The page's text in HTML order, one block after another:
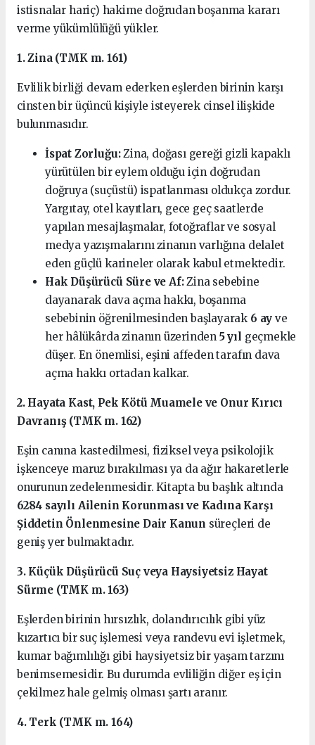
istisnalar hariç) hakime doğrudan boşanma kararı
verme yükümlülüğü yükler.
1. Zina (TMK m. 161)
Evlilik birliği devam ederken eşlerden birinin karşı
cinsten bir üçüncü kişiyle isteyerek cinsel ilişkide
bulunmasıdır.
İspat Zorluğu:Zina, doğası gereği gizli kapaklı
yürütülen bir eylem olduğu için doğrudan
doğruya (suçüstü) ispatlanması oldukça zordur.
Yargıtay, otel kayıtları, gece geç saatlerde
yapılan mesajlaşmalar, fotoğraflar ve sosyal
medya yazışmalarını zinanın varlığına delalet
eden güçlü karineler olarak kabul etmektedir.
Hak Düşürücü Süre ve Af:Zina sebebine
dayanarak dava açma hakkı, boşanma
sebebinin öğrenilmesinden başlayarak 6 ay ve
her hâlükârda zinanın üzerinden 5 yıl geçmekle
düşer. En önemlisi, eşini affeden tarafın dava
açma hakkı ortadan kalkar.
2. Hayata Kast, Pek Kötü Muamele ve Onur Kırıcı
Davranış (TMK m. 162)
Eşin canına kastedilmesi, fiziksel veya psikolojik
işkenceye maruz bırakılması ya da ağır hakaretlerle
onurunun zedelenmesidir. Kitapta bu başlık altında
6284 sayılı Ailenin Korunması ve Kadına Karşı
Şiddetin Önlenmesine Dair Kanun süreçleri de
geniş yer bulmaktadır.
3. Küçük Düşürücü Suç veya Haysiyetsiz Hayat
Sürme (TMK m. 163)
Eşlerden birinin hırsızlık, dolandırıcılık gibi yüz
kızartıcı bir suç işlemesi veya randevu evi işletmek,
kumar bağımlılığı gibi haysiyetsiz bir yaşam tarzını
benimsemesidir. Bu durumda evliliğin diğer eş için
çekilmez hale gelmiş olması şartı aranır.
4. Terk (TMK m. 164)